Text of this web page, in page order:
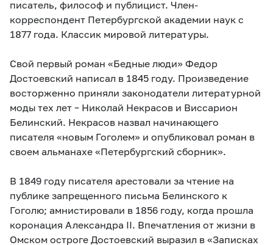
писатель, философ и публицист. Член-
корреспондент Петербургской академии наук с
1877 года. Классик мировой литературы.
Свой первый роман «Бедные люди» Федор
Достоевский написал в 1845 году. Произведение
восторженно приняли законодатели литературной
моды тех лет – Николай Некрасов и Виссарион
Белинский. Некрасов назвал начинающего
писателя «новым Гоголем» и опубликовал роман в
своем альманахе «Петербургский сборник».
В 1849 году писателя арестовали за чтение на
публике запрещенного письма Белинского к
Гоголю; амнистировали в 1856 году, когда прошла
коронация Александра II. Впечатления от жизни в
Омском остроге Достоевский выразил в «Записках